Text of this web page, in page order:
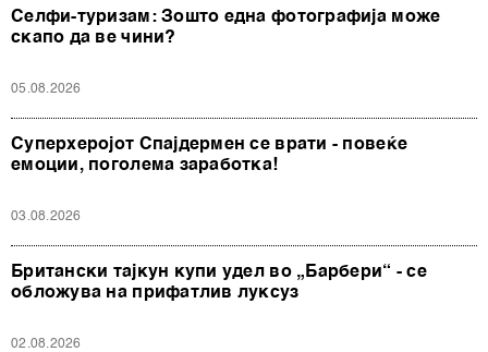
Селфи-туризам: Зошто една фотографија може
скапо да ве чини?
05.08.2026
Суперхеројот Спајдермен се врати - повеќе
емоции, поголема заработка!
03.08.2026
Британски тајкун купи удел во „Барбери“ - се
обложува на прифатлив луксуз
02.08.2026